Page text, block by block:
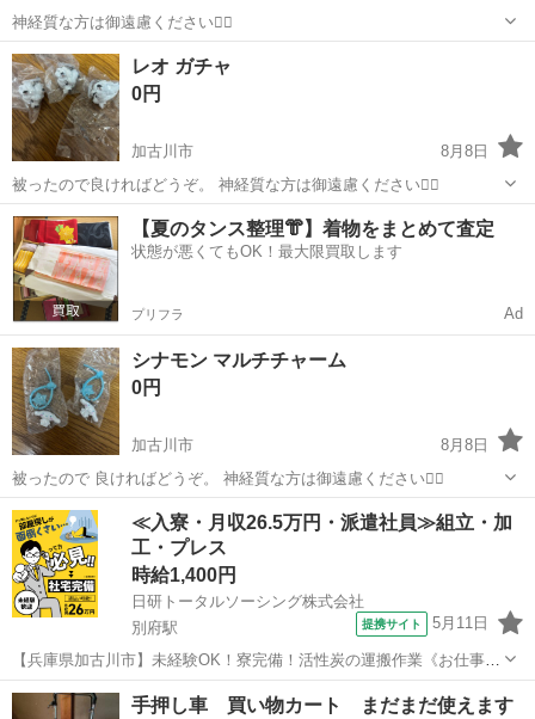
神経質な方は御遠慮ください🙇‍♂️
兵庫 加古川市 その他
レオ ガチャ
0円
加古川市
8月8日
被ったので良ければどうぞ。 神経質な方は御遠慮ください🙇‍♂️
兵庫 加古川市 その他 ガチャ
【夏のタンス整理👘】着物をまとめて査定
状態が悪くてもOK！最大限買取します
プリフラ Ad
シナモン マルチチャーム
0円
加古川市
8月8日
被ったので 良ければどうぞ。 神経質な方は御遠慮ください🙇‍♂️
兵庫 加古川市 その他
≪入寮・月収26.5万円・派遣社員≫組立・加
工・プレス
時給1,400円
日研トータルソーシング株式会社
別府駅
提携サイト 5月11日
【兵庫県加古川市】未経験OK！寮完備！活性炭の運搬作業《お仕事
No.8A094》 お仕事について 活性炭製造における運搬作業を担当しま
す。石炭や麻袋などの資材運搬が主な業務です。製品は10～20kg程度
兵庫 加古川市 別府駅 その他
手押し車 買い物カート まだまだ使えます